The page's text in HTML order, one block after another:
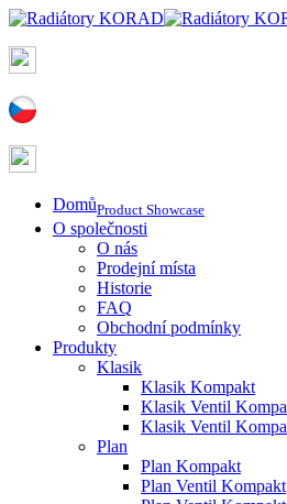
DomůProduct Showcase
O společnosti
O nás
Prodejní místa
Historie
FAQ
Obchodní podmínky
Produkty
Klasik
Klasik Kompakt
Klasik Ventil
Klasik Ventil
Plan
Plan Kompakt
Plan Ventil Kompakt